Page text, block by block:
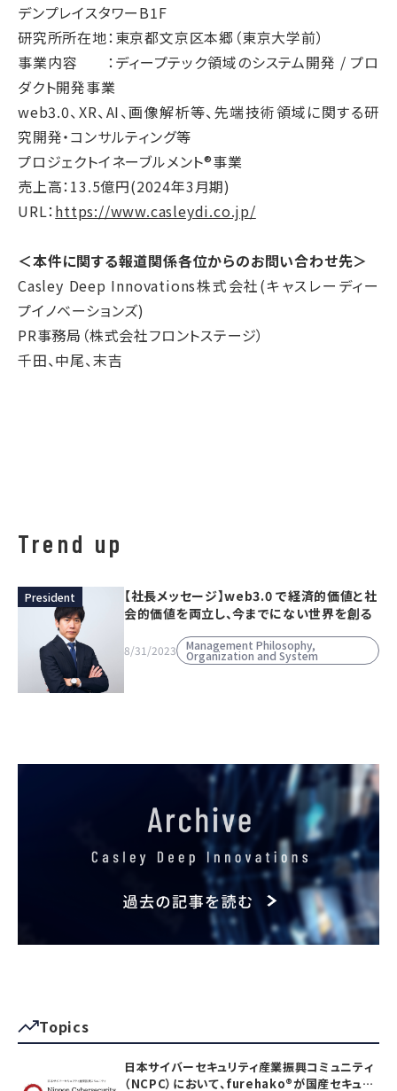
デンプレイスタワーB1F
研究所所在地：東京都文京区本郷（東京大学前）
事業内容 ：ディープテック領域のシステム開発 / プロ
ダクト開発事業
web3.0、XR、AI、画像解析等、先端技術領域に関する研
究開発・コンサルティング等
プロジェクトイネーブルメント®事業
売上高：13.5億円(2024年3月期)
URL：https://www.casleydi.co.jp/
＜本件に関する報道関係各位からのお問い合わせ先＞
Casley Deep Innovations株式会社(キャスレーディー
プイノベーションズ)
PR事務局（株式会社フロントステージ）
千田、中尾、末吉
Trend up
President
【社長メッセージ】web3.0 で経済的価値と社
会的価値を両立し、今までにない世界を創る
8/31/2023 Management Philosophy,
Organization and System
Topics
日本サイバーセキュリティ産業振興コミュニティ
（NCPC）において、furehako®が国産セキュリ